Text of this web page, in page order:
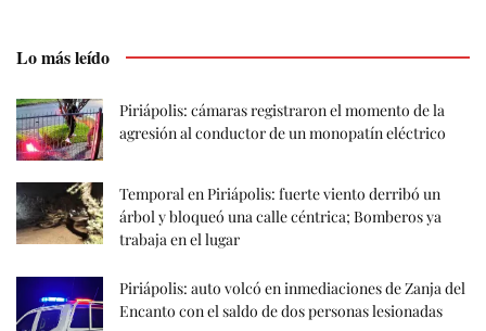
Lo más leído
Piriápolis: cámaras registraron el momento de la
agresión al conductor de un monopatín eléctrico
Temporal en Piriápolis: fuerte viento derribó un
árbol y bloqueó una calle céntrica; Bomberos ya
trabaja en el lugar
Piriápolis: auto volcó en inmediaciones de Zanja del
Encanto con el saldo de dos personas lesionadas